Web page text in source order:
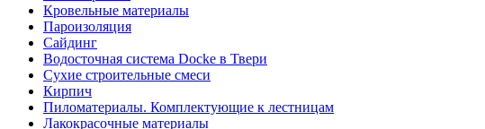
Кровельные материалы
Пароизоляция
Сайдинг
Водосточная система Docke в Твери
Сухие строительные смеси
Кирпич
Пиломатериалы. Комплектующие к лестницам
Лакокрасочные материалы